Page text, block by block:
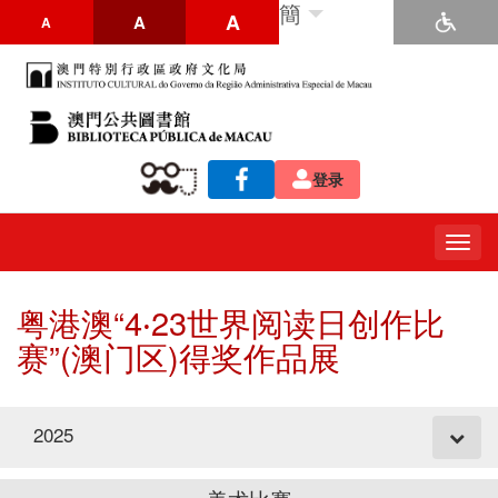
A A A 簡
登录
粤港澳“4‧23世界阅读日创作比
赛”(澳门区)得奖作品展
2025